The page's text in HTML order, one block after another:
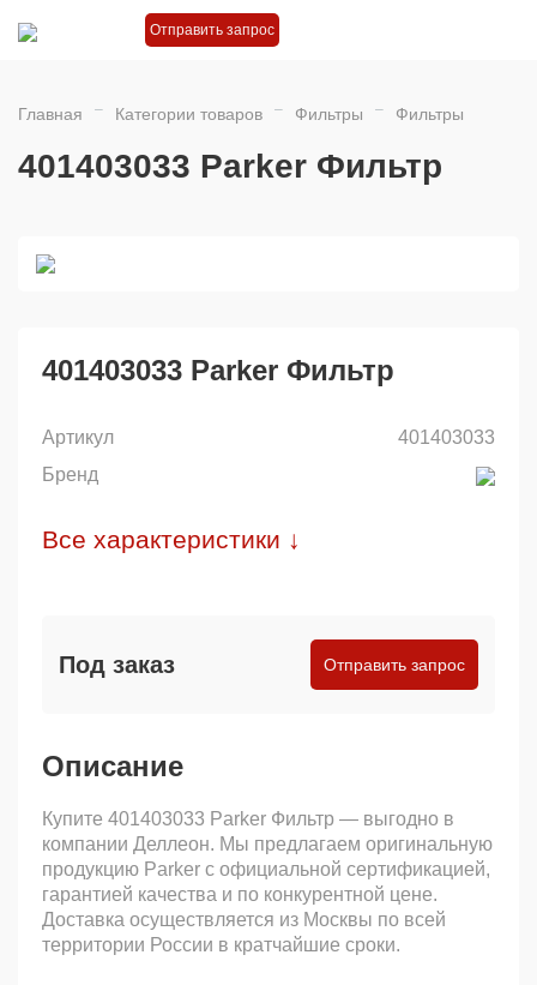
Отправить запрос
Главная Категории товаров Фильтры Фильтры
401403033 Parker Фильтр
401403033 Parker Фильтр
Артикул
401403033
Бренд
Все характеристики ↓
Под заказ Отправить запрос
Описание
Купите 401403033 Parker Фильтр — выгодно в
компании Деллеон. Мы предлагаем оригинальную
продукцию Parker с официальной сертификацией,
гарантией качества и по конкурентной цене.
Доставка осуществляется из Москвы по всей
территории России в кратчайшие сроки.